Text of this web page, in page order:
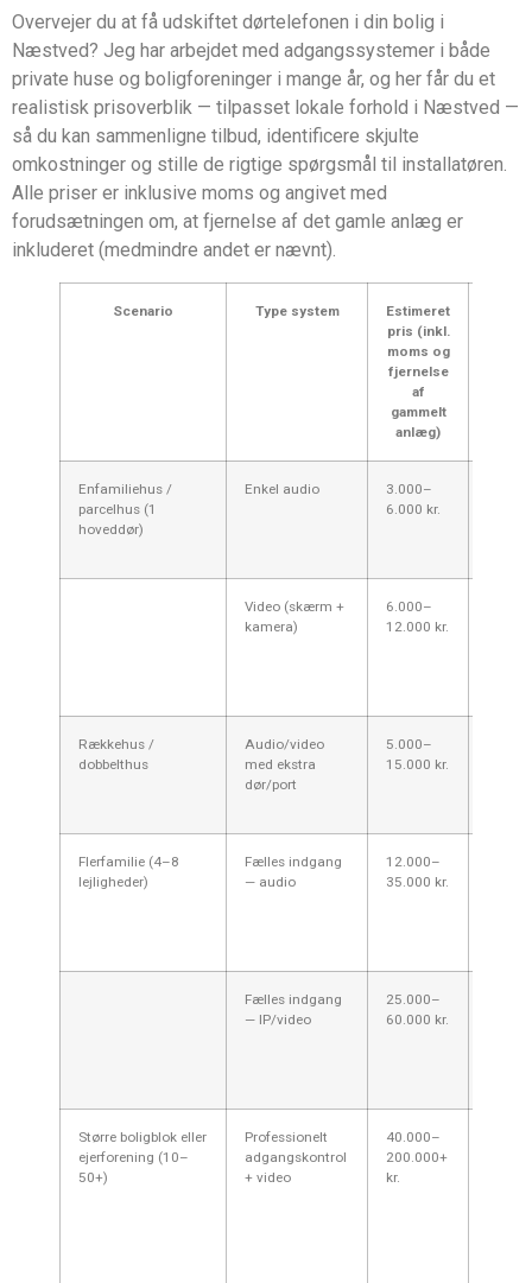
Overvejer du at få udskiftet dørtelefonen i din bolig i
Næstved? Jeg har arbejdet med adgangssystemer i både
private huse og boligforeninger i mange år, og her får du et
realistisk prisoverblik — tilpasset lokale forhold i Næstved —
så du kan sammenligne tilbud, identificere skjulte
omkostninger og stille de rigtige spørgsmål til installatøren.
Alle priser er inklusive moms og angivet med
forudsætningen om, at fjernelse af det gamle anlæg er
inkluderet (medmindre andet er nævnt).
Scenario Type system
Estimeret
pris (inkl.
moms og
fjernelse
af
gammelt
anlæg)
Enfamiliehus /
parcelhus (1
hoveddør)
Enkel audio
3.000–
6.000 kr.
Video (skærm +
kamera)
6.000–
12.000 kr.
Rækkehus /
dobbelthus
Audio/video
med ekstra
dør/port
5.000–
15.000 kr.
Flerfamilie (4–8
lejligheder)
Fælles indgang
— audio
12.000–
35.000 kr.
Fælles indgang
— IP/video
25.000–
60.000 kr.
Større boligblok eller
ejerforening (10–
50+)
Professionelt
adgangskontrol
+ video
40.000–
200.000+
kr.